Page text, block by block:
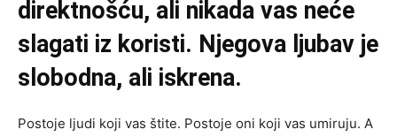
direktnošću, ali nikada vas neće
slagati iz koristi. Njegova ljubav je
slobodna, ali iskrena.
Postoje ljudi koji vas štite. Postoje oni koji vas umiruju. A